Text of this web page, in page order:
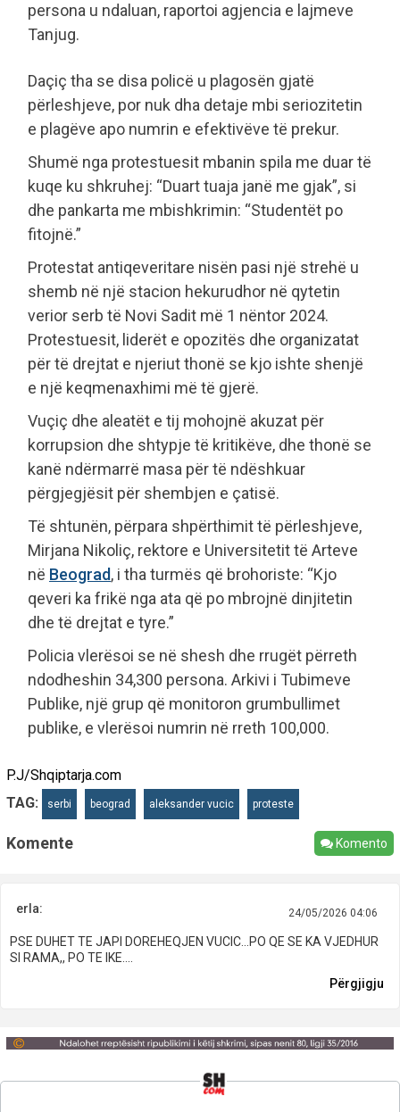
persona u ndaluan, raportoi agjencia e lajmeve
Tanjug.
Daçiç tha se disa policë u plagosën gjatë
përleshjeve, por nuk dha detaje mbi seriozitetin
e plagëve apo numrin e efektivëve të prekur.
Shumë nga protestuesit mbanin spila me duar të
kuqe ku shkruhej: “Duart tuaja janë me gjak”, si
dhe pankarta me mbishkrimin: “Studentët po
fitojnë.”
Protestat antiqeveritare nisën pasi një strehë u
shemb në një stacion hekurudhor në qytetin
verior serb të Novi Sadit më 1 nëntor 2024.
Protestuesit, liderët e opozitës dhe organizatat
për të drejtat e njeriut thonë se kjo ishte shenjë
e një keqmenaxhimi më të gjerë.
Vuçiç dhe aleatët e tij mohojnë akuzat për
korrupsion dhe shtypje të kritikëve, dhe thonë se
kanë ndërmarrë masa për të ndëshkuar
përgjegjësit për shembjen e çatisë.
Të shtunën, përpara shpërthimit të përleshjeve,
Mirjana Nikoliç, rektore e Universitetit të Arteve
në Beograd, i tha turmës që brohoriste: “Kjo
qeveri ka frikë nga ata që po mbrojnë dinjitetin
dhe të drejtat e tyre.”
Policia vlerësoi se në shesh dhe rrugët përreth
ndodheshin 34,300 persona. Arkivi i Tubimeve
Publike, një grup që monitoron grumbullimet
publike, e vlerësoi numrin në rreth 100,000.
P.J/Shqiptarja.com
TAG:
serbi beograd aleksander vucic proteste
Komente Komento
erla: 24/05/2026 04:06
PSE DUHET TE JAPI DOREHEQJEN VUCIC...PO QE SE KA VJEDHUR
SI RAMA,, PO TE IKE....
Përgjigju